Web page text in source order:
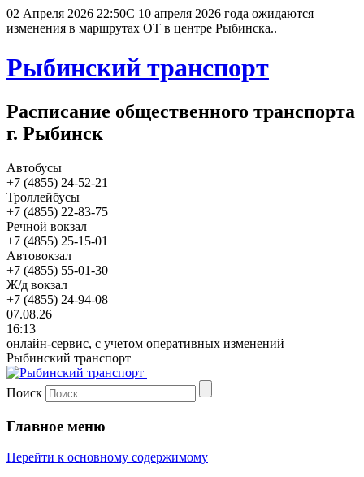
02 Апреля 2026 22:50С 10 апреля 2026 года ожидаются
изменения в маршрутах ОТ в центре Рыбинска..
Рыбинский транспорт
Расписание общественного транспорта
г. Рыбинск
Автобусы
+7 (4855) 24-52-21
Троллейбусы
+7 (4855) 22-83-75
Речной вокзал
+7 (4855) 25-15-01
Автовокзал
+7 (4855) 55-01-30
Ж/д вокзал
+7 (4855) 24-94-08
07.08.26
16:13
онлайн-сервис, с учетом оперативных изменений
Рыбинский транспорт
Поиск
Главное меню
Перейти к основному содержимому